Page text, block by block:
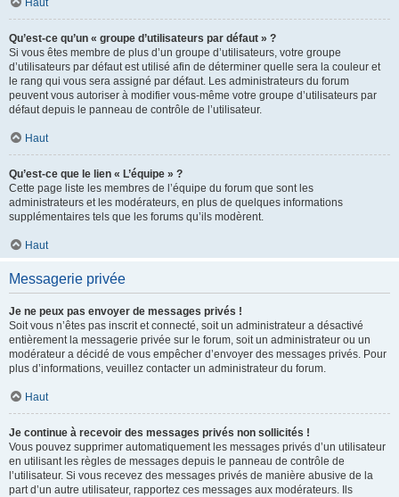
Haut
Qu’est-ce qu’un « groupe d’utilisateurs par défaut » ?
Si vous êtes membre de plus d’un groupe d’utilisateurs, votre groupe
d’utilisateurs par défaut est utilisé afin de déterminer quelle sera la couleur et
le rang qui vous sera assigné par défaut. Les administrateurs du forum
peuvent vous autoriser à modifier vous-même votre groupe d’utilisateurs par
défaut depuis le panneau de contrôle de l’utilisateur.
Haut
Qu’est-ce que le lien « L’équipe » ?
Cette page liste les membres de l’équipe du forum que sont les
administrateurs et les modérateurs, en plus de quelques informations
supplémentaires tels que les forums qu’ils modèrent.
Haut
Messagerie privée
Je ne peux pas envoyer de messages privés !
Soit vous n’êtes pas inscrit et connecté, soit un administrateur a désactivé
entièrement la messagerie privée sur le forum, soit un administrateur ou un
modérateur a décidé de vous empêcher d’envoyer des messages privés. Pour
plus d’informations, veuillez contacter un administrateur du forum.
Haut
Je continue à recevoir des messages privés non sollicités !
Vous pouvez supprimer automatiquement les messages privés d’un utilisateur
en utilisant les règles de messages depuis le panneau de contrôle de
l’utilisateur. Si vous recevez des messages privés de manière abusive de la
part d’un autre utilisateur, rapportez ces messages aux modérateurs. Ils